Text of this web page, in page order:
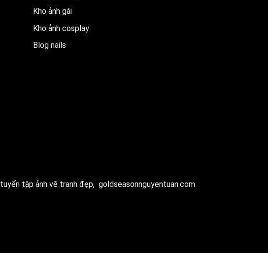
Kho ảnh gái
Kho ảnh cosplay
Blog nails
tuyển tập ảnh vẽ tranh đẹp, goldseasonnguyentuan.com